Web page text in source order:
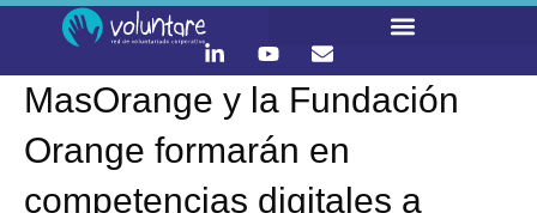
MasOrange y la Fundación
Orange formarán en
competencias digitales a